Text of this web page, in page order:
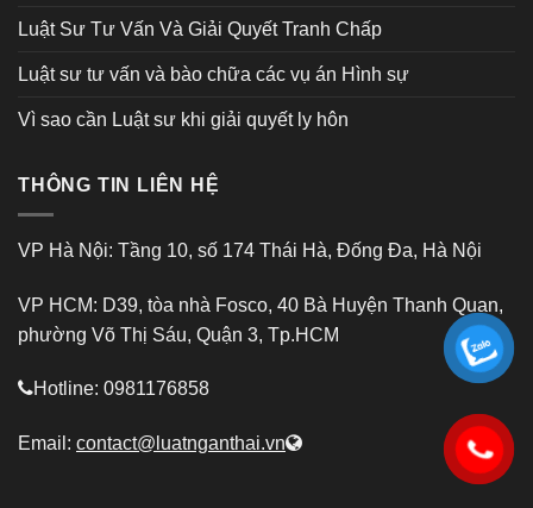
Luật Sư Tư Vấn Và Giải Quyết Tranh Chấp
Luật sư tư vấn và bào chữa các vụ án Hình sự
Vì sao cần Luật sư khi giải quyết ly hôn
THÔNG TIN LIÊN HỆ
VP Hà Nội: Tầng 10, số 174 Thái Hà, Đống Đa, Hà Nội
VP HCM: D39, tòa nhà Fosco, 40 Bà Huyện Thanh Quan,
phường Võ Thị Sáu, Quận 3, Tp.HCM
Hotline: 0981176858
Email: contact@luatnganthai.vn